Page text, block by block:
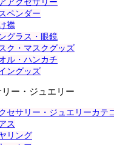
アクセサリー
ペンダー
襟
グラス・眼鏡
ク・マスクグッズ
ル・ハンカチ
ングッズ
ー・ジュエリー
セサリー・ジュエリーカテ
ス
リング